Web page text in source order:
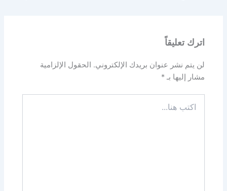
اترك تعليقاً
لن يتم نشر عنوان بريدك الإلكتروني. الحقول الإلزامية
مشار إليها بـ*
هنا...